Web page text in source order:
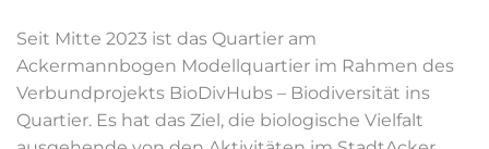
Seit Mitte 2023 ist das Quartier am
Ackermannbogen Modellquartier im Rahmen des
Verbundprojekts BioDivHubs – Biodiversität ins
Quartier. Es hat das Ziel, die biologische Vielfalt